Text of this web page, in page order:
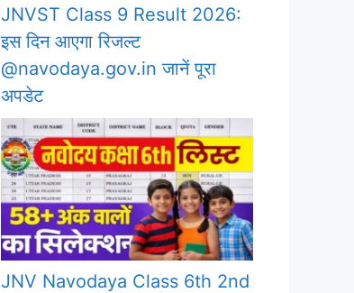
JNVST Class 9 Result 2026:
इस दिन आएगा रिजल्ट
@navodaya.gov.in जानें पूरा
अपडेट
JNV Navodaya Class 6th 2nd